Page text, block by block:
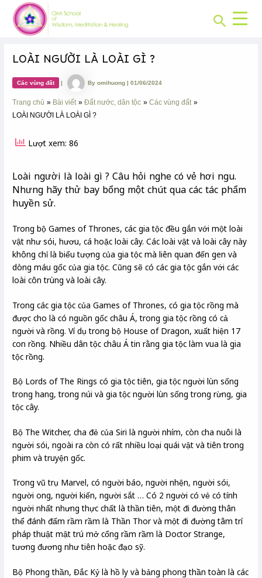
content
Search
LOÀI NGƯỜI LÀ LOÀI GÌ ?
Các vùng đất | Byomihuong|01/06/2024
Trang chủ Bài viết Đất nước, dân tộc
Các vùng đất
LOÀI NGƯỜI LÀ LOÀI GÌ ?
Lượt xem: 86
Loài người là loài gì ? Câu hỏi nghe có vẻ hơi ngu.
Nhưng hãy thử bay bổng một chút qua các tác phẩm
huyền sử.
Trong bộ Games of Thrones, các gia tộc đều gắn với một loài
vật như sói, hươu, cá hoặc loài cây. Các loài vật và loài cây này
không chỉ là biểu tượng của gia tộc mà liên quan đến gen và
dòng máu gốc của gia tộc. Cũng sẽ có các gia tộc gắn với các
loài côn trùng và loài cây.
Trong các gia tộc của Games of Thrones, có gia tộc rồng mà
được cho là có nguồn gốc châu Á, trong gia tộc rồng có cả
người và rồng. Ví dụ trong bộ House of Dragon, xuất hiện 17
con rồng. Nhiều dân tộc châu Á tin rằng gia tộc làm vua là gia
tộc rồng.
Bộ Lords of The Rings có gia tộc tiên, gia tộc người lùn sống
trong hang, trong núi và gia tộc người lùn sống trong rừng, gia
tộc cây.
Bộ The Witcher, cha đẻ của Siri là người nhím, còn cha nuôi là
người sói, ngoài ra còn có rất nhiều loại quái vật và tiên trong
phim và truyện gốc.
Trong vũ trụ Marvel, có người báo, người nhện, người sói,
người ong, người kiến, người sắt … Có 2 người có vẻ có tính
người nhất nhưng thực chất là thần tiên, một đi đường thân
thể đánh đấm rầm rầm là Thần Thor và một đi đường tâm trí
pháp thuật mật trú mở cổng rầm rầm là Doctor Strange,
tương đương như tiên hoặc đạo sỹ.
Bộ Phong thần, Đắc Kỷ là hồ ly và bảng phong thần toàn là các
Post
navigation
CHUYÊN
MỤC: